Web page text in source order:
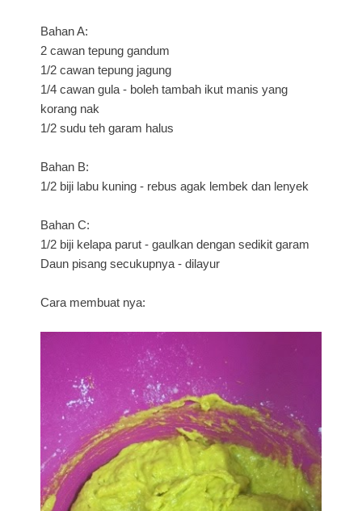
Bahan A:
2 cawan tepung gandum
1/2 cawan tepung jagung
1/4 cawan gula - boleh tambah ikut manis yang
korang nak
1/2 sudu teh garam halus
Bahan B:
1/2 biji labu kuning - rebus agak lembek dan lenyek
Bahan C:
1/2 biji kelapa parut - gaulkan dengan sedikit garam
Daun pisang secukupnya - dilayur
Cara membuat nya: